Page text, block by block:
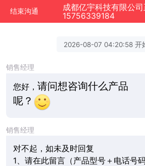
结束沟通
15756339184
2026-08-07 04:20:58 开
销售经理
您好， 请问想咨询什么产品
呢？
销售经理
对不起，如未及时回复
1、请在此留言（产品型号＋电话号码